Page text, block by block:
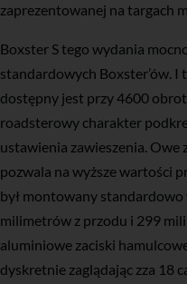
zaprezentowanej na targach
Boxster S tego wydania
standardowych Boxster’ów.
dostępny jest przy 4600
roadsterowy charakter
ustawienia zawieszenia. Owe
pozwala na wyższe wartości
był montowany
milimetrów z przodu i 299
aluminiowe zaciski
dyskretnie zaglądając zza 18